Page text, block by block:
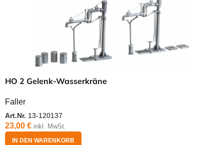
HO 2 Gelenk-Wasserkräne
Faller
Art.Nr. 13-120137
23,00 € inkl. MwSt.
IN DEN WARENKORB